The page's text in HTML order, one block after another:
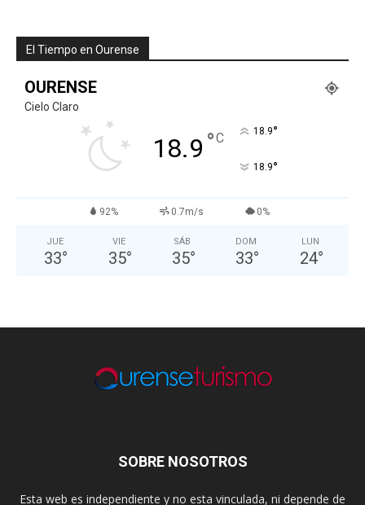
El Tiempo en Ourense
OURENSE
Cielo Claro
18.9 °C 18.9°
18.9°
92% 0.7m/s 0%
JUE
33°
VIE
35°
SÁB
35°
DOM
33°
LUN
24°
SOBRE NOSOTROS
Esta web es independiente y no esta vinculada, ni depende de